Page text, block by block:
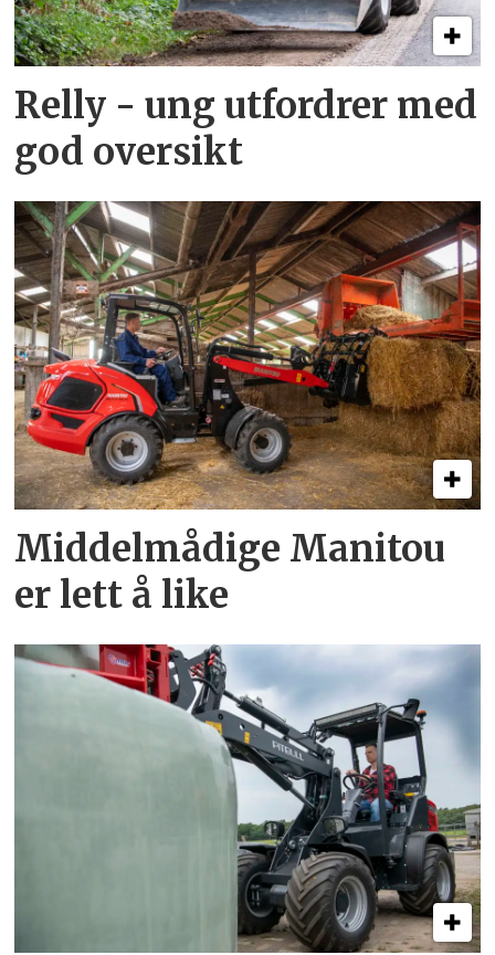
Relly - ung utfordrer med
god oversikt
Middelmådige Manitou
er lett å like